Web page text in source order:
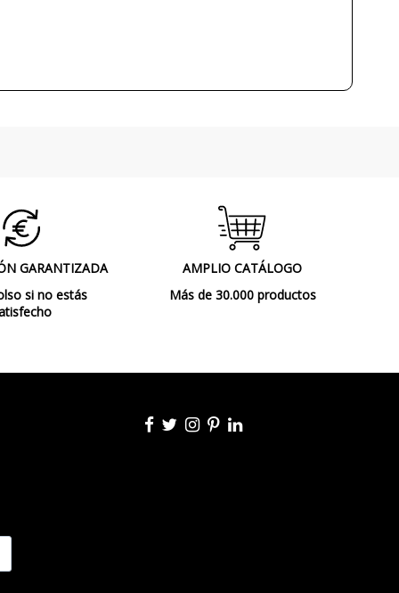
Exterior
GARANTIZADA
si no estás
AMPLIO CATÁLOGO
Más de 30.000 productos